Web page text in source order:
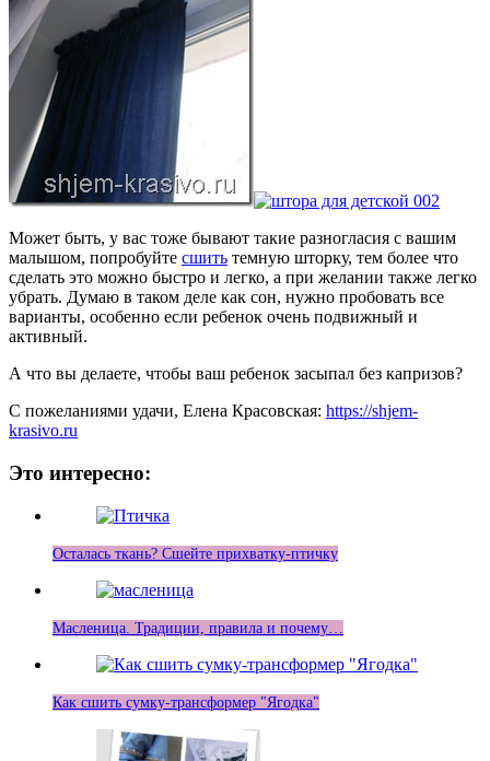
Может быть, у вас тоже бывают такие разногласия с вашим
малышом, попробуйте сшить темную шторку, тем более что
сделать это можно быстро и легко, а при желании также легко
убрать. Думаю в таком деле как сон, нужно пробовать все
варианты, особенно если ребенок очень подвижный и
активный.
А что вы делаете, чтобы ваш ребенок засыпал без капризов?
С пожеланиями удачи, Елена Красовская: https://shjem-
krasivo.ru
Это интересно:
Осталась ткань? Сшейте прихватку-птичку
Масленица. Традиции, правила и почему…
Как сшить сумку-трансформер "Ягодка"